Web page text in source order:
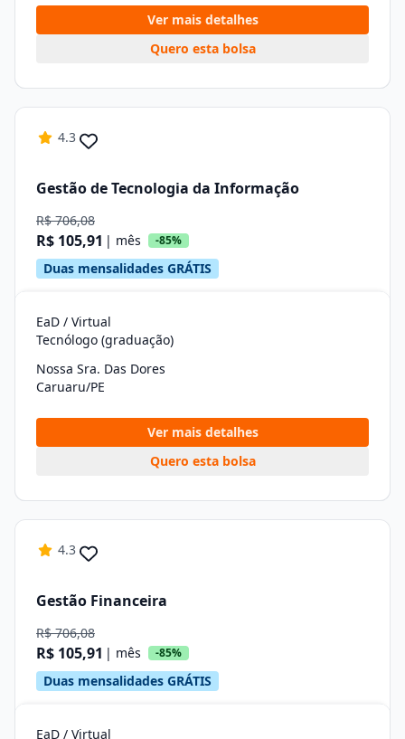
Ver mais detalhes
Quero esta bolsa
4.3
Gestão de Tecnologia da Informação
R$ 706,08
R$ 105,91 | mês -85%
Duas mensalidades GRÁTIS
EaD / Virtual
Tecnólogo (graduação)
Nossa Sra. Das Dores
Caruaru/PE
Ver mais detalhes
Quero esta bolsa
4.3
Gestão Financeira
R$ 706,08
R$ 105,91 | mês -85%
Duas mensalidades GRÁTIS
EaD / Virtual